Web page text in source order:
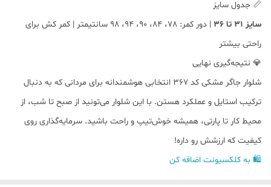
📏 جدول سایز
سایز 31 تا 36
| دور کمر: 78، 84، 90، 94، 98 سانتیمتر | کمر کش برای
راحتی بیشتر
💎 نتیجه‌گیری نهایی
شلوار جاگر مشکی کد ۳۶۷ انتخابی هوشمندانه برای مردانی که به دنبال
ترکیب استایل و عملکرد هستن. با این شلوار می‌تونید از صبح تا شب، از
محیط کار تا پارتی، همیشه خوش‌تیپ و راحت باشید. سرمایه‌گذاری روی
کیفیت که ارزشش رو داره!
🛍️ به کلکسیونت اضافه کن